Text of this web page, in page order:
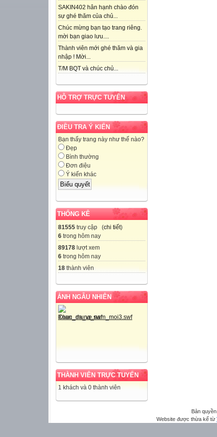
SAKIN402 hân hạnh chào đón
sự ghé thăm của chủ...
Chúc mừng bạn tạo trang riêng.
mời bạn giao lưu....
Thành viên mới ghé thăm và gia
nhập ! Mời...
T/M BQT và chúc chủ...
HỖ TRỢ TRỰC TUYẾN
ĐIỀU TRA Ý KIẾN
Bạn thấy trang này như thế nào?
Đẹp
Bình thường
Đơn điệu
Ý kiến khác
THỐNG KÊ
81555 truy cập (chi tiết)
6 trong hôm nay
89178 lượt xem
6 trong hôm nay
18 thành viên
ẢNH NGẪU NHIÊN
THÀNH VIÊN TRỰC TUYẾN
1 khách và 0 thành viên
Bản
Website được thừa kế từ